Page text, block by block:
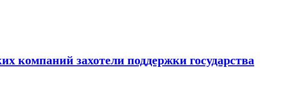
компаний захотели поддержки государства